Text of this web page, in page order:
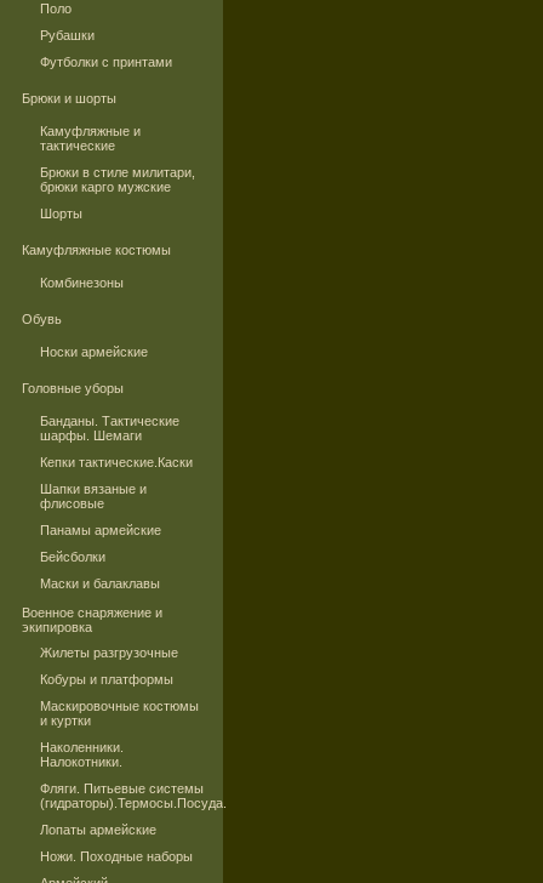
Поло
Рубашки
Футболки с принтами
Брюки и шорты
Камуфляжные и
тактические
Брюки в стиле милитари,
брюки карго мужские
Шорты
Камуфляжные костюмы
Комбинезоны
Обувь
Носки армейские
Головные уборы
Банданы. Тактические
шарфы. Шемаги
Кепки тактические.Каски
Шапки вязаные и
флисовые
Панамы армейские
Бейсболки
Маски и балаклавы
Военное снаряжение и
экипировка
Жилеты разгрузочные
Кобуры и платформы
Маскировочные костюмы
и куртки
Наколенники.
Налокотники.
Фляги. Питьевые системы
(гидраторы).Термосы.Посуда.
Лопаты армейские
Ножи. Походные наборы